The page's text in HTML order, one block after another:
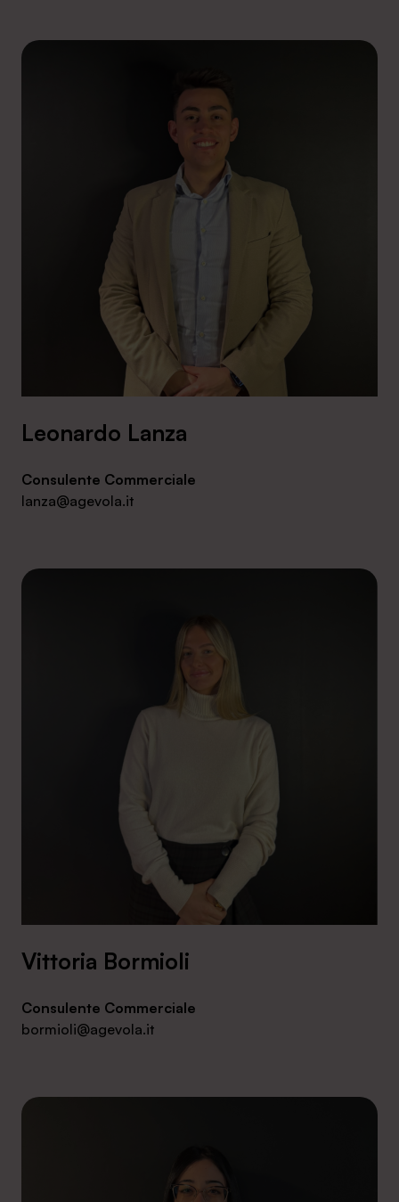
Leonardo Lanza
Consulente Commerciale
lanza@agevola.it
Vittoria Bormioli
Consulente Commerciale
bormioli@agevola.it